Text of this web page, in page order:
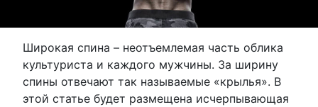
Широкая спина – неотъемлемая часть облика
культуриста и каждого мужчины. За ширину
спины отвечают так называемые «крылья». В
этой статье будет размещена исчерпывающая